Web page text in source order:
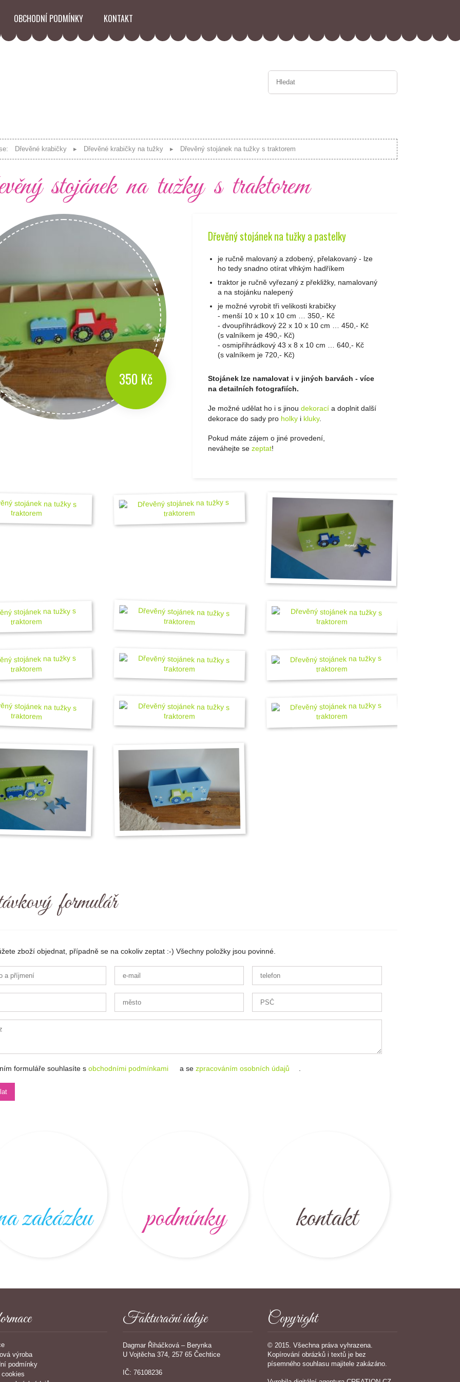
OBCHODNÍ PODMÍNKY KONTAKT
Dřevěné krabičky Dřevěné krabičky na tužky Dřevěný stojánek na tužky s traktorem
stojánek na tužky s traktorem
350 Kč
Dřevěný stojánek na tužky a pastelky
je ručně malovaný a zdobený, přelakovaný - lze
ho tedy snadno otírat vlhkým hadříkem
traktor je ručně vyřezaný z překližky, namalovaný
a na stojánku nalepený
je možné vyrobit tři velikosti krabičky
- menší 10 x 10 x 10 cm … 350,- Kč
- dvoupřihrádkový 22 x 10 x 10 cm … 450,- Kč
(s valníkem je 490,- Kč)
- osmipřihrádkový 43 x 8 x 10 cm … 640,- Kč
(s valníkem je 720,- Kč)
Stojánek lze namalovat i v jiných barvách - více
na detailních fotografiích.
Je možné udělat ho i s jinou dekoracía doplnit další
dekorace do sady pro holkyi kluky.
Pokud máte zájem o jiné provedení,
neváhejte se zeptat!
formulář
zboží objednat, případně se na cokoliv zeptat :-) Všechny položky jsou povinné.
formuláře souhlasíte s obchodními podmínkami a se zpracováním osobních údajů
zakázku podmínky kontakt
výroba
podmínky
Fakturační údaje
Dagmar Řiháčková – Berynka
U Vojtěcha 374, 257 65 Čechtice
IČ: 76108236
Copyright
© 2015. Všechna práva vyhrazena.
Kopírování obrázků i textů je bez
písemného souhlasu majitele zakázáno.